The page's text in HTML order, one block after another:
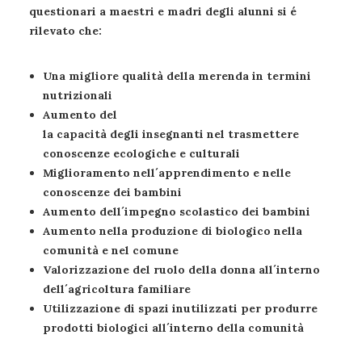
questionari a maestri e madri degli alunni si é
rilevato che:
Una migliore qualità della merenda in termini
nutrizionali
Aumento del
la capacità degli insegnanti nel trasmettere
conoscenze ecologiche e culturali
Miglioramento nell´apprendimento e nelle
conoscenze dei bambini
Aumento dell´impegno scolastico dei bambini
Aumento nella produzione di biologico nella
comunità e nel comune
Valorizzazione del ruolo della donna all´interno
dell´agricoltura familiare
Utilizzazione di spazi inutilizzati per produrre
prodotti biologici all´interno della comunità